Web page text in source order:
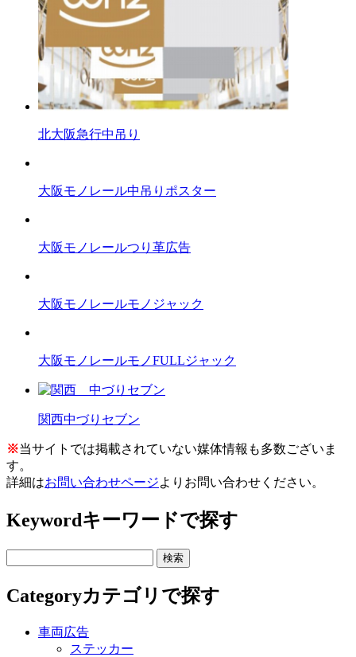
北大阪急行中吊り
大阪モノレール中吊りポスター
大阪モノレールつり革広告
大阪モノレールモノジャック
大阪モノレールモノFULLジャック
関西中づりセブン
※当サイトでは掲載されていない媒体情報も多数ございま
す。
詳細はお問い合わせページよりお問い合わせください。
Keywordキーワードで探す
Categoryカテゴリで探す
車両広告
ステッカー